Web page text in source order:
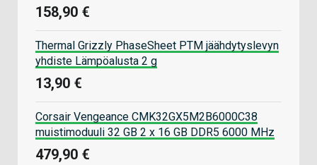
158,90 €
Thermal Grizzly PhaseSheet PTM jäähdytyslevyn
yhdiste Lämpöalusta 2 g
13,90 €
Corsair Vengeance CMK32GX5M2B6000C38
muistimoduuli 32 GB 2 x 16 GB DDR5 6000 MHz
479,90 €